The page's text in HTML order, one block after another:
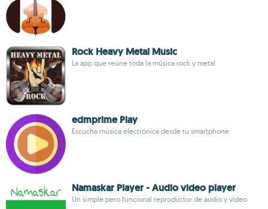
Rock Heavy Metal Music
La app que reúne toda la música rock y metal
edmprime Play
Escucha música electrónica desde tu smartphone
Namaskar Player - Audio video player
Un simple pero funcional reproductor de audio y vídeo